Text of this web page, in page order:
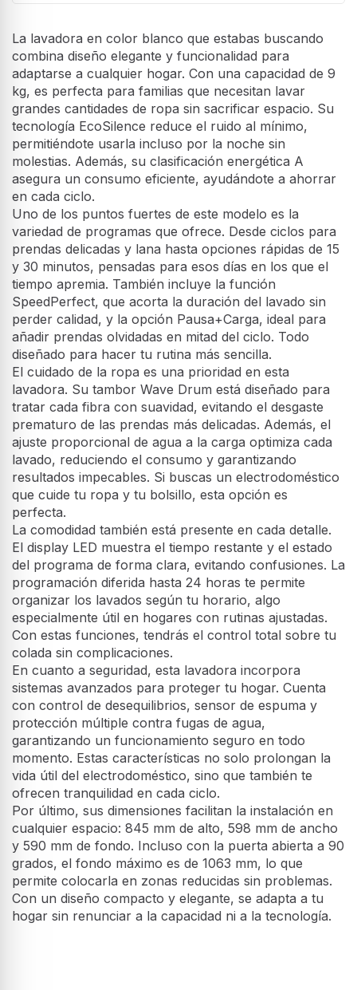
La lavadora en color blanco que estabas buscando
combina diseño elegante y funcionalidad para
adaptarse a cualquier hogar. Con una capacidad de 9
kg, es perfecta para familias que necesitan lavar
grandes cantidades de ropa sin sacrificar espacio. Su
tecnología EcoSilence reduce el ruido al mínimo,
permitiéndote usarla incluso por la noche sin
molestias. Además, su clasificación energética A
asegura un consumo eficiente, ayudándote a ahorrar
en cada ciclo.
Uno de los puntos fuertes de este modelo es la
variedad de programas que ofrece. Desde ciclos para
prendas delicadas y lana hasta opciones rápidas de 15
y 30 minutos, pensadas para esos días en los que el
tiempo apremia. También incluye la función
SpeedPerfect, que acorta la duración del lavado sin
perder calidad, y la opción Pausa+Carga, ideal para
añadir prendas olvidadas en mitad del ciclo. Todo
diseñado para hacer tu rutina más sencilla.
El cuidado de la ropa es una prioridad en esta
lavadora. Su tambor Wave Drum está diseñado para
tratar cada fibra con suavidad, evitando el desgaste
prematuro de las prendas más delicadas. Además, el
ajuste proporcional de agua a la carga optimiza cada
lavado, reduciendo el consumo y garantizando
resultados impecables. Si buscas un electrodoméstico
que cuide tu ropa y tu bolsillo, esta opción es
perfecta.
La comodidad también está presente en cada detalle.
El display LED muestra el tiempo restante y el estado
del programa de forma clara, evitando confusiones. La
programación diferida hasta 24 horas te permite
organizar los lavados según tu horario, algo
especialmente útil en hogares con rutinas ajustadas.
Con estas funciones, tendrás el control total sobre tu
colada sin complicaciones.
En cuanto a seguridad, esta lavadora incorpora
sistemas avanzados para proteger tu hogar. Cuenta
con control de desequilibrios, sensor de espuma y
protección múltiple contra fugas de agua,
garantizando un funcionamiento seguro en todo
momento. Estas características no solo prolongan la
vida útil del electrodoméstico, sino que también te
ofrecen tranquilidad en cada ciclo.
Por último, sus dimensiones facilitan la instalación en
cualquier espacio: 845 mm de alto, 598 mm de ancho
y 590 mm de fondo. Incluso con la puerta abierta a 90
grados, el fondo máximo es de 1063 mm, lo que
permite colocarla en zonas reducidas sin problemas.
Con un diseño compacto y elegante, se adapta a tu
hogar sin renunciar a la capacidad ni a la tecnología.